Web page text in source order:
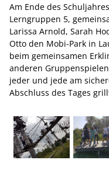
Am Ende des
Lerngruppen 5,
Larissa Arnold, Sarah
Otto den Mobi-Park in
beim gemeinsamen
anderen
jeder und jede am
Abschluss des Tages